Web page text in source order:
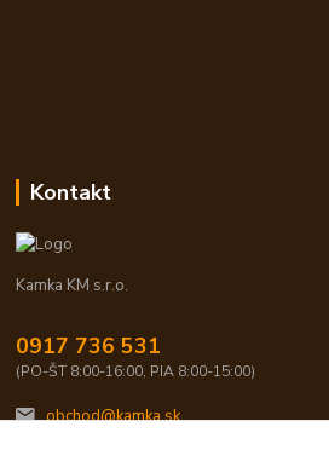
Kontakt
Kamka KM s.r.o.
0917 736 531
(PO-ŠT 8:00-16:00, PIA 8:00-15:00)
obchod@kamka.sk